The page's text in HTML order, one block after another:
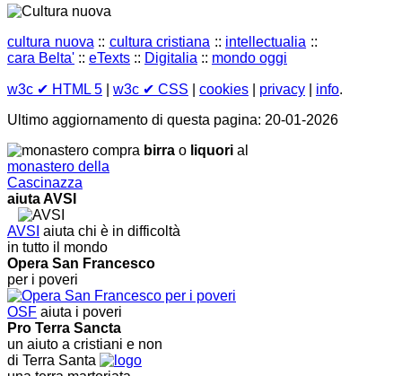
cultura nuova :: cultura cristiana :: intellectualia ::
cara Belta' :: eTexts :: Digitalia :: mondo oggi
w3c ✔ HTML 5 w3c ✔ CSS cookies privacy info.
Ultimo aggiornamento di questa pagina: 20-01-2026
compra birra o liquori al
monastero della
Cascinazza
aiuta AVSI
AVSI aiuta chi è in difficoltà
in tutto il mondo
Opera San Francesco
per i poveri
OSF aiuta i poveri
Pro Terra Sancta
un aiuto a cristiani e non
di Terra Santa